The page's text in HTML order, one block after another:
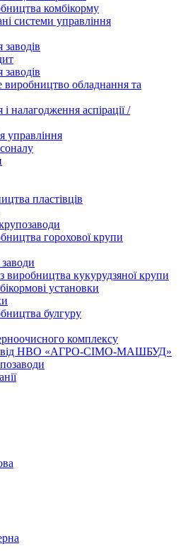
комбікорму
системи управління
заводів
виробництво обладнання та
налагодження аспірації /
управління
пластівців
горохової крупи
виробництва кукурудзяної крупи
установки
булгуру
комплексу
від НВО «АГРО-СІМО-МАШБУД»